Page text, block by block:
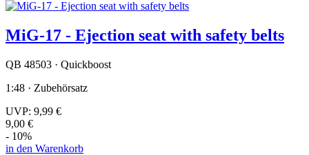
MiG-17 - Ejection seat with safety belts
QB 48503 · Quickboost
1:48 · Zubehörsatz
UVP: 9,99 €
9,00 €
- 10%
in den Warenkorb